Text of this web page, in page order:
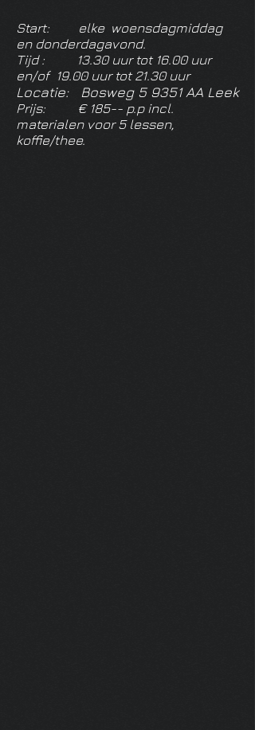
Start: elke woensdagmiddag
en donderdagavond.
Tijd : 13.30 uur tot 16.00 uur
en/of 19.00 uur tot 21.30 uur
Locatie: Bosweg 5 9351 AA Leek
Prijs: € 185-- p.p incl.
materialen voor 5 lessen,
koffie/thee.